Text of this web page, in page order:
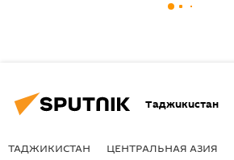
Таджикистан
ТАДЖИКИСТАН ЦЕНТРАЛЬНАЯ АЗИЯ